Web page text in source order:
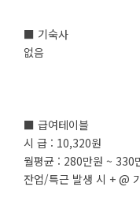
■ 기숙사
없음
■ 급여테이블
시 급 : 10,320원
월평균 : 280만원 ~ 330
잔업/특근 발생 시 + @